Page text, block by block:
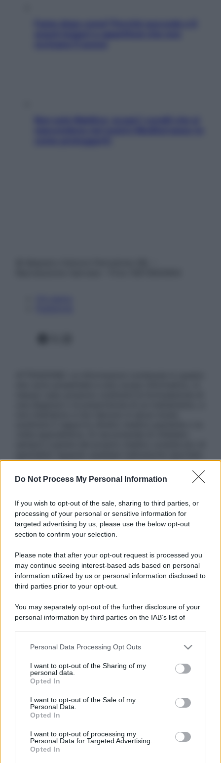
Do Not Process My Personal Information
If you wish to opt-out of the sale, sharing to third parties, or
processing of your personal or sensitive information for
targeted advertising by us, please use the below opt-out
section to confirm your selection.
Please note that after your opt-out request is processed you
may continue seeing interest-based ads based on personal
information utilized by us or personal information disclosed to
third parties prior to your opt-out.
You may separately opt-out of the further disclosure of your
personal information by third parties on the IAB’s list of
This information may also be disclosed by us to third parties
disclose it to other third parties.
Please note that this website/app uses one or more Google
services and may gather and store information including but
not limited to your visit or usage behaviour. You may click to
grant or deny consent to Google and its third-party tags to
consent section.
Personal Data Processing Opt Outs
I want to opt-out of the Sharing of my
personal data.
Opted In
I want to opt-out of the Sale of my
Personal Data.
Opted In
I want to opt-out of processing my
Personal Data for Targeted Advertising.
Opted In
Se si hanno dubbi o quesiti sull’uso di un farmaco
è necessario contattare il proprio medico. Leggi il
Disclaimer »
Tutti i diritti riservati. Le immagini utilizzate negli
articoli sono di proprietà dell’editore o concesse
in licenza per l’uso. È vietata la riproduzione non
autorizzata.
Informativa
Privacy Policy
Note Legali
Preferenze Privacy